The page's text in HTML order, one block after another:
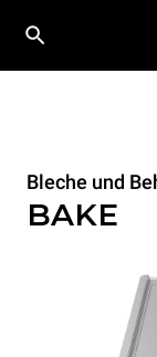
Bleche und
BAKE